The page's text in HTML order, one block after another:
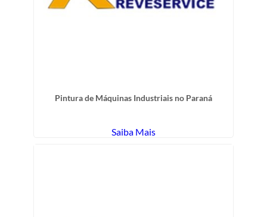
Pintura de Máquinas Industriais no Paraná
Saiba Mais